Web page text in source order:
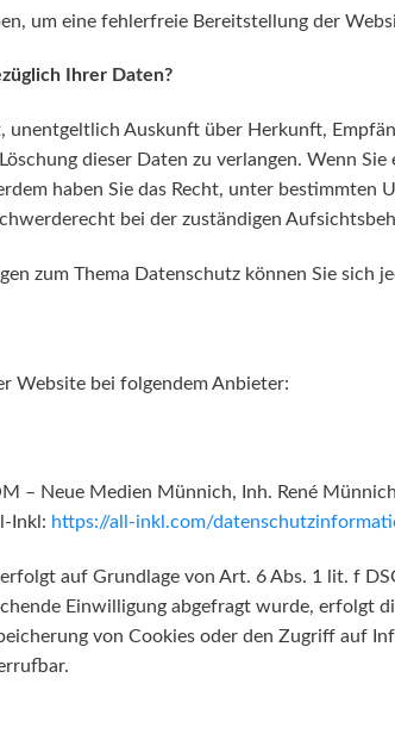
um eine fehlerfreie Bereitstellung der
Ihrer Daten?
unentgeltlich Auskunft über Herkunft,
dieser Daten zu verlangen. Wenn
haben Sie das Recht, unter bestimmten
bei der zuständigen
zum Thema Datenschutz können Sie sich
Website bei folgendem Anbieter:
– Neue Medien Münnich, Inh. René
Inkl: https://all-inkl.com/
auf Grundlage von Art. 6 Abs. 1 lit. f
Einwilligung abgefragt wurde, erfolgt
von Cookies oder den Zugriff auf